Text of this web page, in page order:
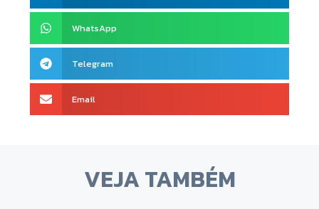
WhatsApp
Telegram
Email
VEJA TAMBÉM